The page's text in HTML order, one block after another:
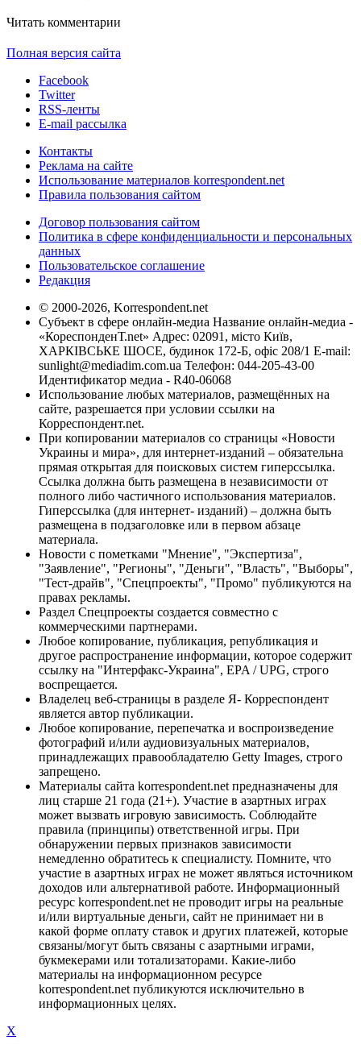
Читать комментарии
Полная версия сайта
Facebook
Twitter
RSS-ленты
E-mail рассылка
Контакты
Реклама на сайте
Использование материалов korrespondent.net
Правила пользования сайтом
Договор пользования сайтом
Политика в сфере конфиденциальности и персональных
данных
Пользовательское соглашение
Редакция
© 2000-2026, Korrespondent.net
Субъект в сфере онлайн-медиа Название онлайн-медиа -
«КореспонденТ.net» Адрес: 02091, місто Київ,
ХАРКІВСЬКЕ ШОСЕ, будинок 172-Б, офіс 208/1 E-mail:
sunlight@mediadim.com.ua Телефон: 044-205-43-00
Идентификатор медиа - R40-06068
Использование любых материалов, размещённых на
сайте, разрешается при условии ссылки на
Корреспондент.net.
При копировании материалов со страницы «Новости
Украины и мира», для интернет-изданий – обязательна
прямая открытая для поисковых систем гиперссылка.
Ссылка должна быть размещена в независимости от
полного либо частичного использования материалов.
Гиперссылка (для интернет- изданий) – должна быть
размещена в подзаголовке или в первом абзаце
материала.
Новости с пометками "Мнение", "Экспертиза",
"Заявление", "Регионы", "Деньги", "Власть", "Выборы",
"Тест-драйв", "Спецпроекты", "Промо" публикуются на
правах рекламы.
Раздел Спецпроекты создается совместно с
коммерческими партнерами.
Любое копирование, публикация, републикация и
другое распространение информации, которое содержит
ссылку на "Интерфакс-Украина", EPA / UPG, строго
воспрещается.
Владелец веб-страницы в разделе Я- Корреспондент
является автор публикации.
Любое копирование, перепечатка и воспроизведение
фотографий и/или аудиовизуальных материалов,
принадлежащих правообладателю Getty Images, строго
запрещено.
Материалы сайта korrespondent.net предназначены для
лиц старше 21 года (21+). Участие в азартных играх
может вызвать игровую зависимость. Соблюдайте
правила (принципы) ответственной игры. При
обнаружении первых признаков зависимости
немедленно обратитесь к специалисту. Помните, что
участие в азартных играх не может являться источником
доходов или альтернативой работе. Информационный
ресурс korrespondent.net не проводит игры на реальные
и/или виртуальные деньги, сайт не принимает ни в
какой форме оплату ставок и других платежей, которые
связаны/могут быть связаны с азартными играми,
букмекерами или тотализаторами. Какие-либо
материалы на информационном ресурсе
korrespondent.net публикуются исключительно в
информационных целях.
X